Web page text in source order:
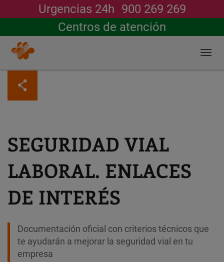
contenido
principal
Urgencias 24h 900 269 269
Centros de atención
Buscar
SEGURIDAD VIAL
LABORAL. ENLACES
DE INTERÉS
Documentación oficial con criterios técnicos que
te ayudarán a mejorar la seguridad vial en tu
empresa